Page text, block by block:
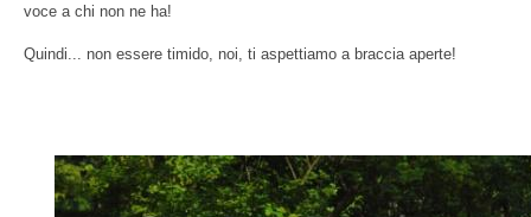
voce a chi non ne ha!
Quindi... non essere timido, noi, ti aspettiamo a braccia aperte!